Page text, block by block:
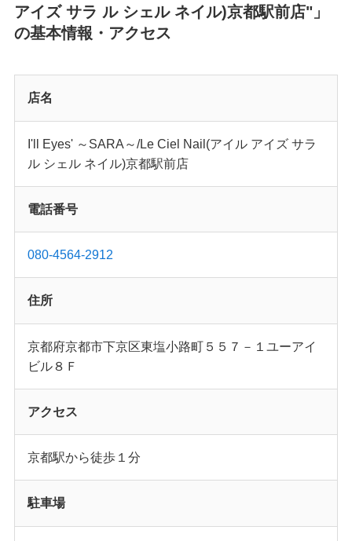
アイズ サラ ル シェル ネイル)京都駅前店"」
の基本情報・アクセス
店名
I'll Eyes' ～SARA～/Le Ciel Nail(アイル アイズ サラ
ル シェル ネイル)京都駅前店
電話番号
080-4564-2912
住所
京都府京都市下京区東塩小路町５５７－１ユーアイ
ビル８Ｆ
アクセス
京都駅から徒歩１分
駐車場